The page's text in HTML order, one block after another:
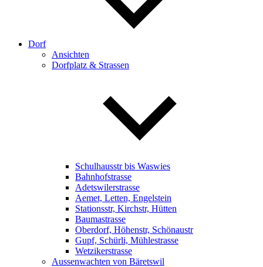
Dorf
Ansichten
Dorfplatz & Strassen
Schulhausstr bis Waswies
Bahnhofstrasse
Adetswilerstrasse
Aemet, Letten, Engelstein
Stationsstr, Kirchstr, Hütten
Baumastrasse
Oberdorf, Höhenstr, Schönaustr
Gupf, Schürli, Mühlestrasse
Wetzikerstrasse
Aussenwachten von Bäretswil